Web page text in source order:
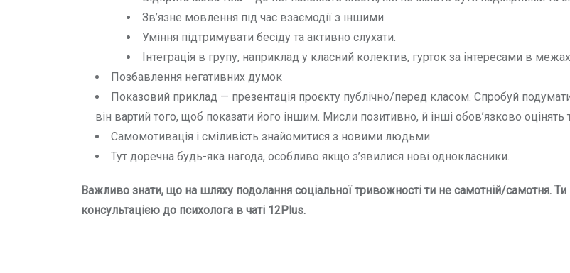
Зв’язне мовлення під час взаємодії з іншими.
Уміння підтримувати бесіду та активно слухати.
Інтеграція в групу, наприклад у класний колектив, гурток за інтересами в
Позбавлення негативних думок
Показовий приклад — презентація проєкту публічно/перед класом. Спробуй
він вартий того, щоб показати його іншим. Мисли позитивно, й інші обов’язково оцінять
Самомотивація і сміливість знайомитися з новими людьми.
Тут доречна будь-яка нагода, особливо якщо з’явилися нові однокласники.
Важливо знати, що на шляху подолання соціальної тривожності ти не самотній/самотня.
консультацією до психолога в чаті 12Plus.